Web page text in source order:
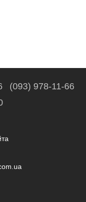
(093) 978-11-66